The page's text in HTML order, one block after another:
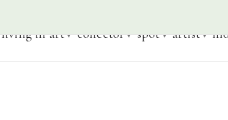
living in art collector spot artist